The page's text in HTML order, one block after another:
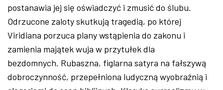
postanawia jej się oświadczyć i zmusić do ślubu.
Odrzucone zaloty skutkują tragedią, po której
Viridiana porzuca plany wstąpienia do zakonu i
zamienia majątek wuja w przytułek dla
bezdomnych. Rubaszna, figlarna satyra na fałszywą
dobroczynność, przepełniona ludyczną wyobraźnią i